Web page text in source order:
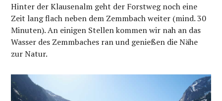
Hinter der Klausenalm geht der Forstweg noch eine
Zeit lang flach neben dem Zemmbach weiter (mind. 30
Minuten). An einigen Stellen kommen wir nah an das
Wasser des Zemmbaches ran und genießen die Nähe
zur Natur.